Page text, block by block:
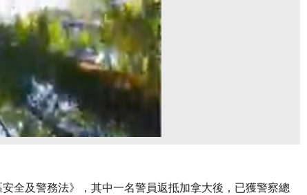
全及警務法》，其中一名警員返抵加拿大後，已獲警察總